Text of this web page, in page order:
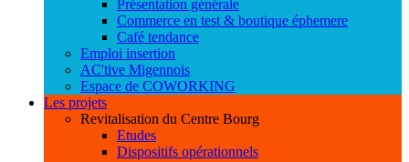
Présentation générale
Commerce en test & boutique éphemere
Café tendance
Emploi insertion
AC'tive Migennois
Espace de COWORKING
Les projets
Revitalisation du Centre Bourg
Etudes
Dispositifs opérationnels